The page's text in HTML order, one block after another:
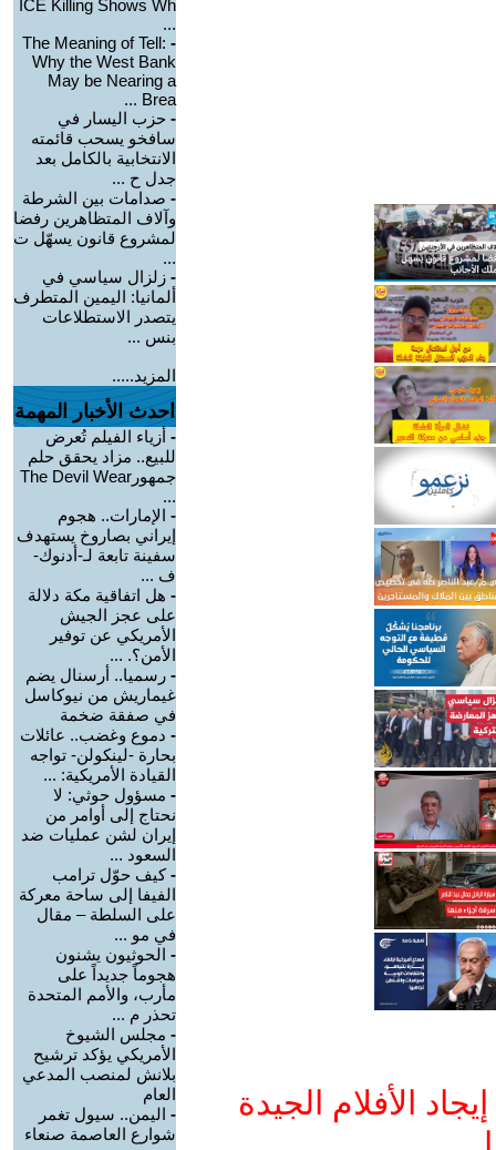
الأفلام الجيدة
ICE Killing Shows Wh
...
-
The Meaning of Tell:
Why the West Bank
May be Nearing a
Brea ...
- حزب اليسار في
سافخو يسحب قائمته
الانتخابية بالكامل بعد
جدل ح ...
- صدامات بين الشرطة
وآلاف المتظاهرين رفضا
لمشروع قانون يسهّل ت
...
- زلزال سياسي في
ألمانيا: اليمين المتطرف
يتصدر الاستطلاعات
بنس ...
المزيد.....
احدث الأخبار المهمة
- أزياء الفيلم تُعرض
للبيع.. مزاد يحقق حلم
جمهورThe Devil Wear
...
- الإمارات.. هجوم
إيراني بصاروخ يستهدف
سفينة تابعة لـ-أدنوك-
ف ...
- هل اتفاقية مكة دلالة
على عجز الجيش
الأمريكي عن توفير
الأمن؟. ...
- رسميا.. أرسنال يضم
غيماريش من نيوكاسل
في صفقة ضخمة
- دموع وغضب.. عائلات
بحارة -لينكولن- تواجه
القيادة الأمريكية: ...
- مسؤول حوثي: لا
نحتاج إلى أوامر من
إيران لشن عمليات ضد
السعود ...
-كيف حوّل ترامب
الفيفا إلى ساحة معركة
على السلطة – مقال
في مو ...
- الحوثيون يشنون
هجوماً جديداً على
مأرب، والأمم المتحدة
تحذر م ...
- مجلس الشيوخ
الأمريكي يؤكد ترشيح
بلانش لمنصب المدعي
العام
- اليمن.. سيول تغمر
شوارع العاصمة صنعاء